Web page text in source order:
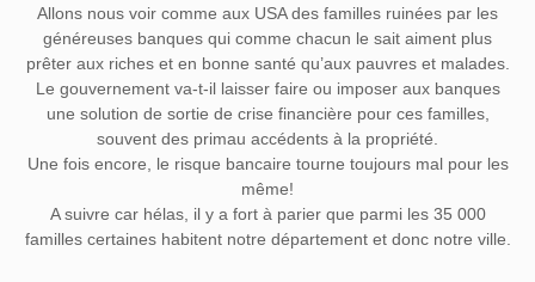
Allons nous voir comme aux USA des familles ruinées par les
généreuses banques qui comme chacun le sait aiment plus
prêter aux riches et en bonne santé qu’aux pauvres et malades.
Le gouvernement va-t-il laisser faire ou imposer aux banques
une solution de sortie de crise financière pour ces familles,
souvent des primau accédents à la propriété.
Une fois encore, le risque bancaire tourne toujours mal pour les
même!
A suivre car hélas, il y a fort à parier que parmi les 35 000
familles certaines habitent notre département et donc notre ville.